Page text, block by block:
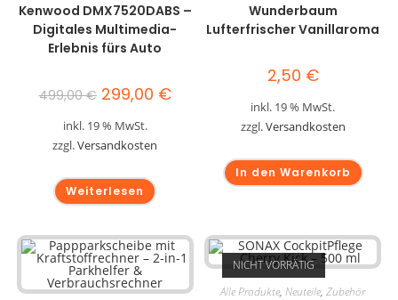
Kenwood DMX7520DABS –
Digitales Multimedia-
Erlebnis fürs Auto
499,00€ 299,00 €
inkl. 19 % MwSt.
zzgl.Versandkosten
Weiterlesen
Wunderbaum
Lufterfrischer Vanillaroma
2,50 €
inkl. 19 % MwSt.
zzgl.Versandkosten
In den Warenkorb
NICHT VORRÄTIG
Alle Produkte,Neuteile,Zubehör